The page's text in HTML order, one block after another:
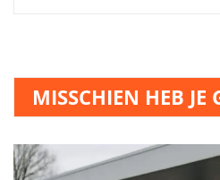
MISSCHIEN HEB JE